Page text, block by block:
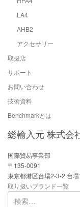
LA4
AHB2
アクセサリー
取扱店
サポート
お問い合わせ
技術資料
Benchmarkとは
総輸入元 株式会
国際貿易事業部
〒135-0091
東京都港区台場2-3-2 台
取り扱いブランド一覧
検